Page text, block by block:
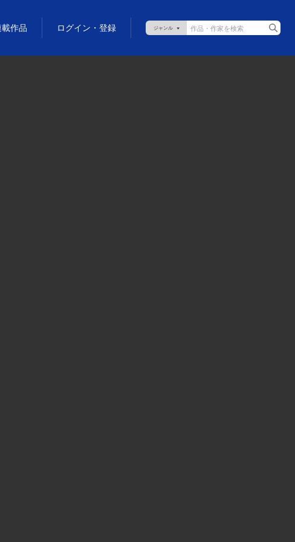
載作品 ログイン・登録